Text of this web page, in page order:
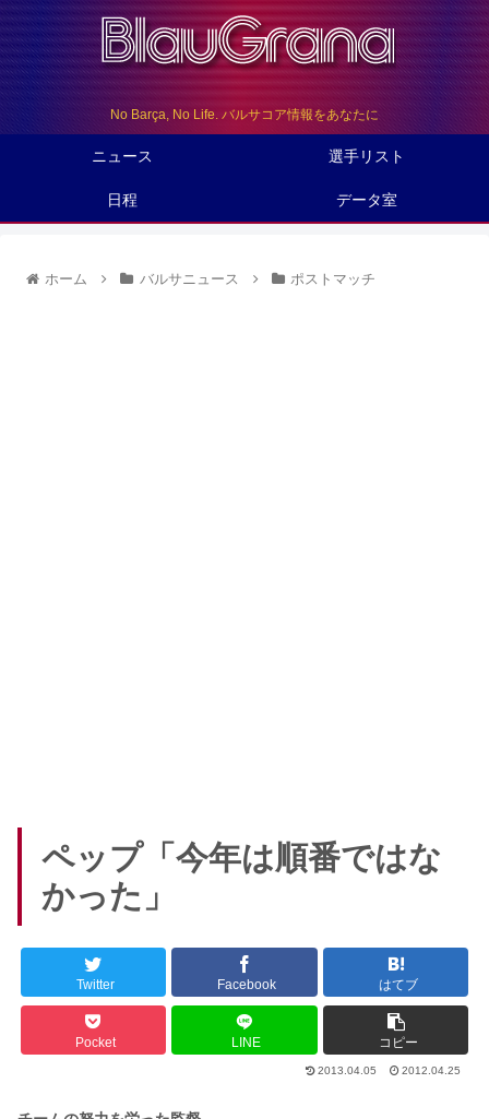
No Barça, No Life. バルサコア情報をあなたに
ニュース 選手リスト
日程 データ室
ホーム バルサニュース ポストマッチ
ペップ「今年は順番ではな
かった」
Twitter Facebook はてブ
Pocket LINE コピー
2013.04.05 2012.04.25